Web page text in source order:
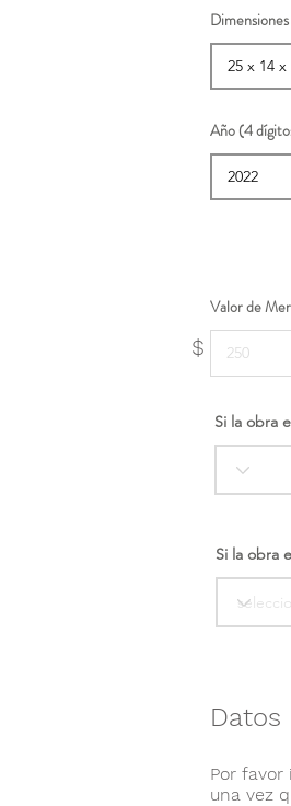
Año (4
$
Valor de
Si la obra
Si la obra
Datos
Por favor
una vez